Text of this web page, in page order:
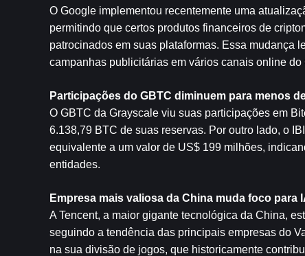
O Google implementou recentemente uma
permitindo que certos produtos financeiros de
patrocinados em suas plataformas. Essa mudança
campanhas publicitárias em vários canais online do
Participações do GBTC diminuem para menos
O GBTC da Grayscale viu suas participações em
6.138,79 BTC de suas reservas. Por outro lado, o
equivalente a um valor de US$ 199 milhões,
entidades.
Empresa mais valiosa da China muda foco para
A Tencent, a maior gigante tecnológica da China,
seguindo a tendência das principais empresas do
na sua divisão de jogos, que historicamente